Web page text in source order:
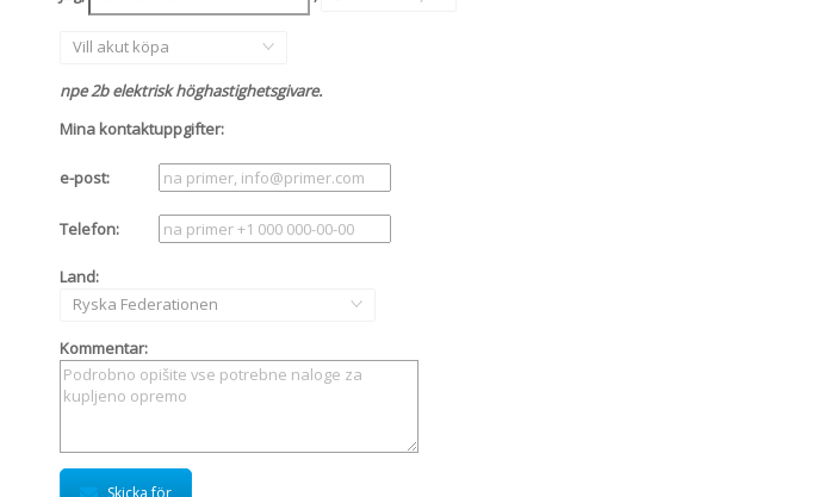
Vill akut köpa
npe 2b elektrisk höghastighetsgivare.
Mina kontaktuppgifter:
e-post:
Telefon:
Land:
Ryska Federationen
Kommentar:
Skicka för